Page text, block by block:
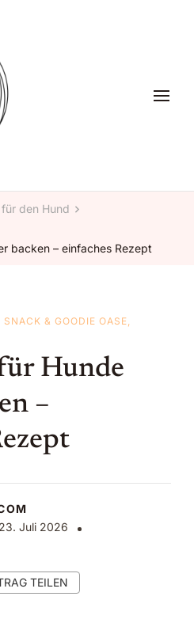
Herz – Doggi-Dog, alles rund um
den Hund
backen – einfaches Rezept
SNACK & GOODIE OASE
Hunde
–
23. Juli 2026
TEILEN